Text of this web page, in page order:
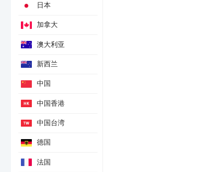
日本
加拿大
澳大利亚
新西兰
中国
中国香港
中国台湾
德国
法国